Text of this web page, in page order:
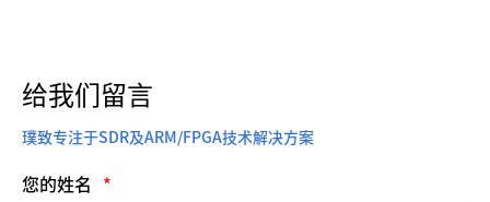
给我们留言
璞致专注于SDR及ARM/FPGA技术解决方案
您的姓名 *